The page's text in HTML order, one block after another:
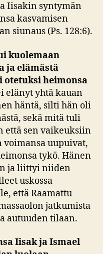
Iisakin syntymän
kasvamisen
siunaus (Ps. 128:6).
kuolemaan
ja elämästä
otetuksi heimonsa
elänyt yhtä kauan
häntä, silti hän oli
sekä mitä tuli
että sen vaikeuksiin
uupuivat,
tykö. Hänen
ja liittyi niiden
uskossa
että Raamattu
jatkumista
autuuden tilaan.
Iisak ja Ismael